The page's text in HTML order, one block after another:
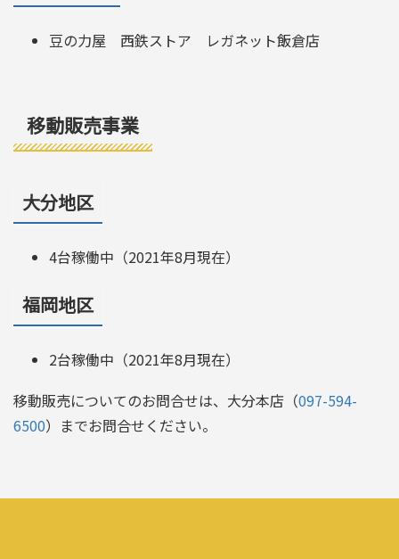
豆の力屋 西鉄ストア レガネット飯倉店
移動販売事業
大分地区
4台稼働中（2021年8月現在）
福岡地区
2台稼働中（2021年8月現在）
移動販売についてのお問合せは、大分本店（097-594-
6500）までお問合せください。